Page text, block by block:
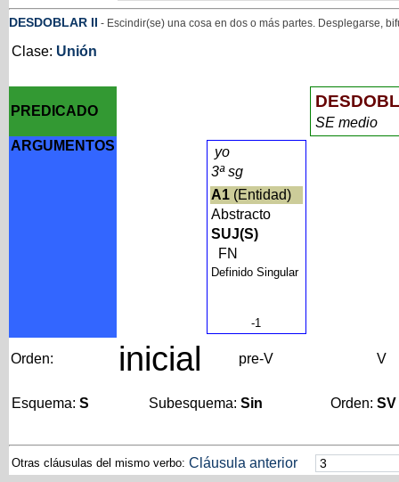
DESDOBLAR II - Escindir(se) una cosa en dos o más partes. Desplegarse,
Clase: Unión
PREDICADO
SE medio
ARGUMENTOS
yo
3ª sg
A1(Entidad)
Abstracto
SUJ(S)
FN
Definido Singular
-1
Orden: inicial pre-V V
Esquema: S Subesquema: Sin Orden: SV
Otras cláusulas del mismo verbo: Cláusula anterior